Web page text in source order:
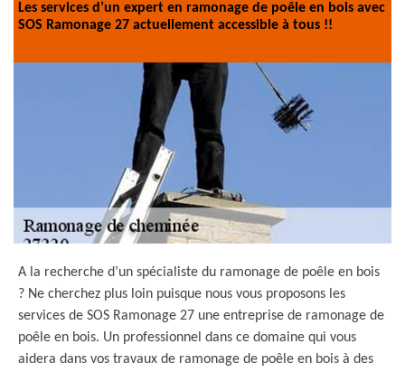
Les services d’un expert en ramonage de poêle en bois avec
SOS Ramonage 27 actuellement accessible à tous !!
A la recherche d’un spécialiste du ramonage de poêle en bois
? Ne cherchez plus loin puisque nous vous proposons les
services de SOS Ramonage 27 une entreprise de ramonage de
poêle en bois. Un professionnel dans ce domaine qui vous
aidera dans vos travaux de ramonage de poêle en bois à des